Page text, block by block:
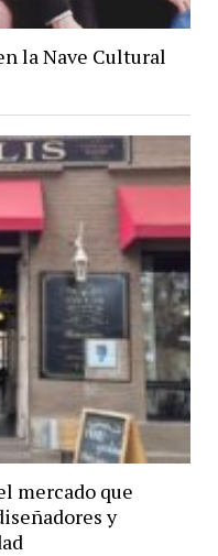
la Nave Cultural
mercado que
y